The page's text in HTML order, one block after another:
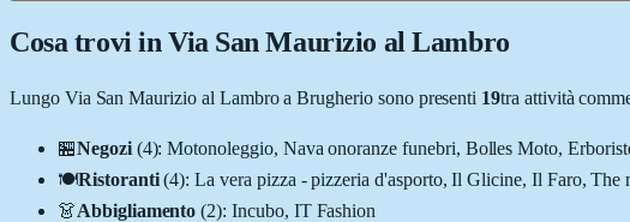
Cosa trovi in Via San Maurizio al Lambro
Lungo Via San Maurizio al LambroaBrugheriosono presenti 19tra attività
🏪Negozi (4):Motonoleggio, Nava onoranze funebri, Bolles Moto,
🍽️Ristoranti (4):La vera pizza - pizzeria d'asporto, Il Glicine, Il Faro, The
👗Abbigliamento (2):Incubo, IT Fashion